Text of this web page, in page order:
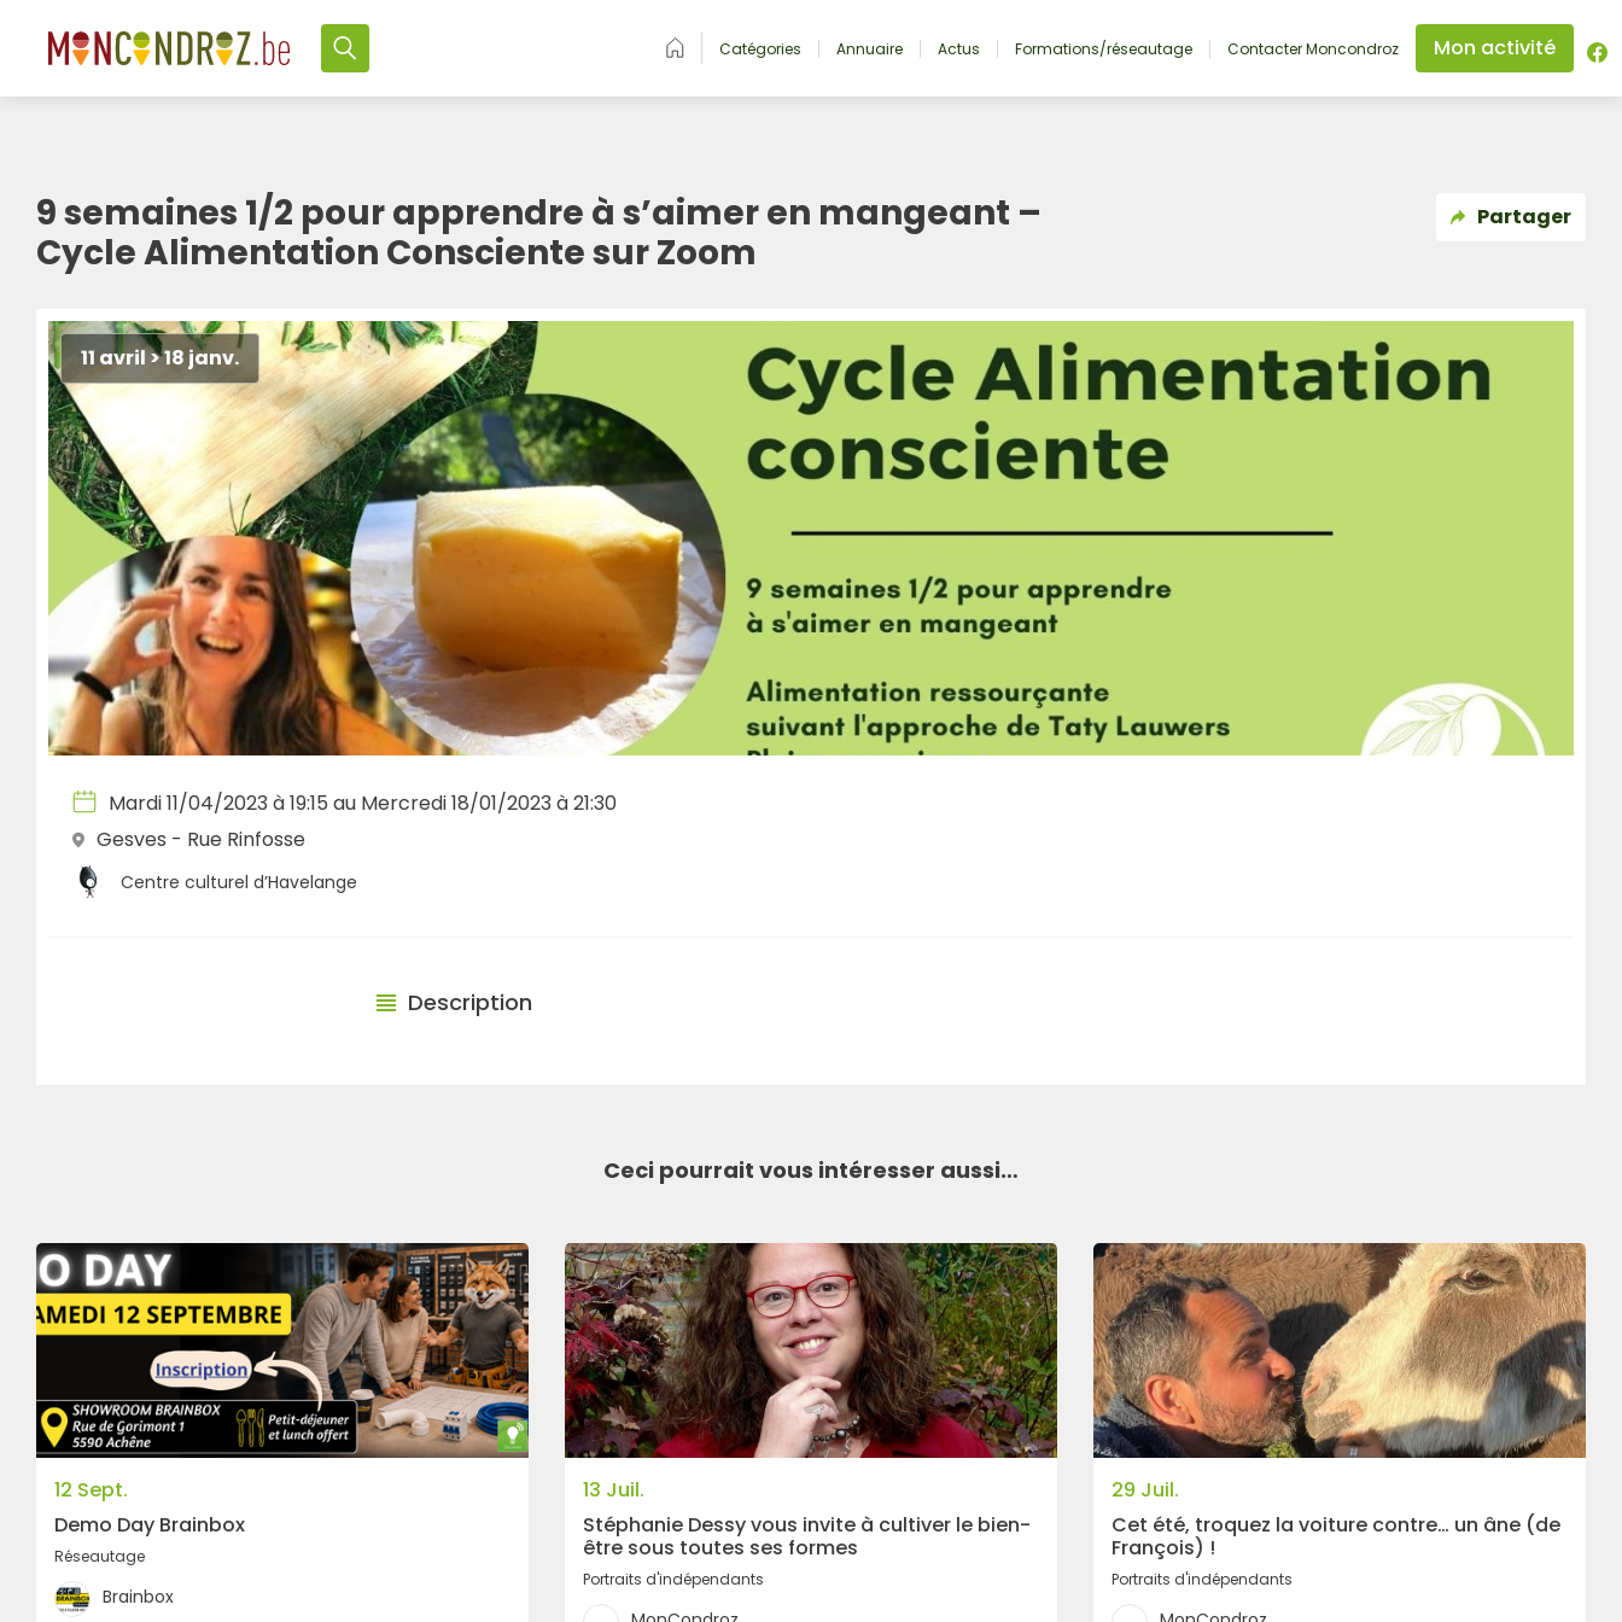
Catégories Annuaire Actus Formations/réseautage Contacter Moncondroz Mon activité
9 semaines 1/2 pour apprendre à s’aimer en mangeant –
Cycle Alimentation Consciente sur Zoom
Partager
11 avril > 18 janv.
Mardi 11/04/2023 à 19:15 au Mercredi 18/01/2023 à 21:30
Gesves - Rue Rinfosse
Centre culturel d’Havelange
Description
Ceci pourrait vous intéresser aussi…
12 Sept.
Demo Day Brainbox
Réseautage
Brainbox
13 Juil.
Stéphanie Dessy vous invite à cultiver le bien-
être sous toutes ses formes
Portraits d'indépendants
29 Juil.
Cet été, troquez la voiture contre… un âne (de
François) !
Portraits d'indépendants